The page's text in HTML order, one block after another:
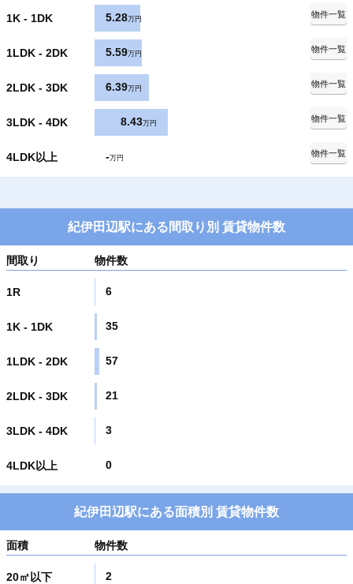
1K - 1DK 5.28万円
物件一覧
1LDK - 2DK 5.59万円
物件一覧
2LDK - 3DK 6.39万円
物件一覧
3LDK - 4DK 8.43万円
物件一覧
4LDK以上 -万円
物件一覧
紀伊田辺駅にある間取り別 賃貸物件数
間取り 物件数
1R 6
1K - 1DK 35
1LDK - 2DK 57
2LDK - 3DK 21
3LDK - 4DK 3
4LDK以上 0
紀伊田辺駅にある面積別 賃貸物件数
面積 物件数
20㎡以下 2